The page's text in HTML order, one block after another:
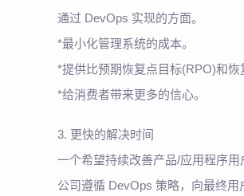
通过 DevOps 实现的方面。
*最小化管理系统的成本。
*提供比预期恢复点目标(RPO)和恢
*给消费者带来更多的信心。
3. 更快的解决时间
一个希望持续改善产品/应用程序
公司遵循 DevOps 策略，向最终用